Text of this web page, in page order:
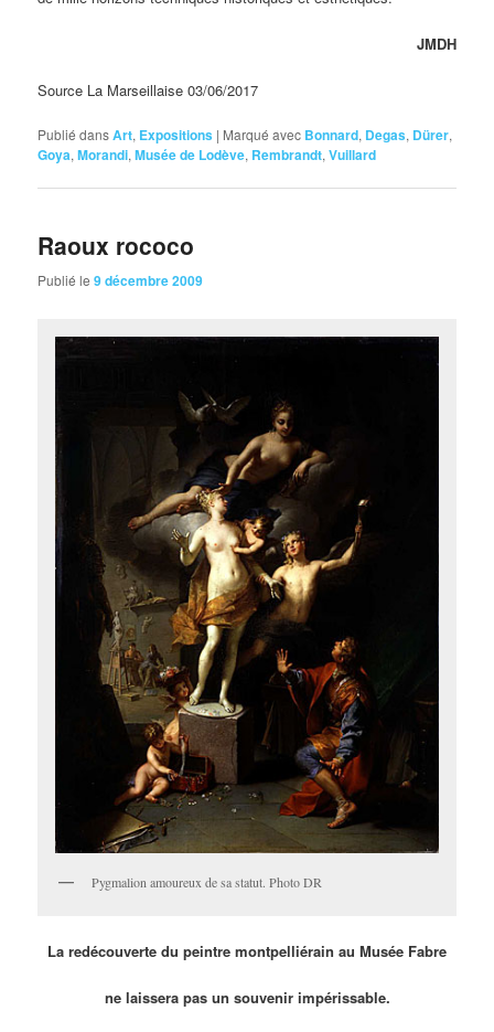
JMDH
Source La Marseillaise 03/06/2017
Publié dansArt, Expositions | Marqué avec Bonnard, Degas, Dürer,
Goya,Morandi,Musée de Lodève, Rembrandt,Vuillard
Raoux rococo
Publié le9 décembre 2009
Pygmalion amoureux de sa statut. Photo DR
La redécouverte du peintre montpelliérain au Musée Fabre
ne laissera pas un souvenir impérissable.